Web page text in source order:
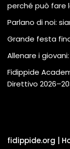
perché può fare
Parlano di noi:
Grande festa
Allenare i
Fidippide
Direttivo
fidippide.org |